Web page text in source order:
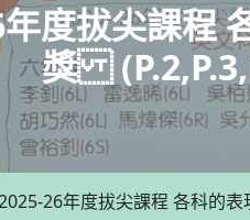
度拔尖課程
獎
26年度拔尖課程 各科的